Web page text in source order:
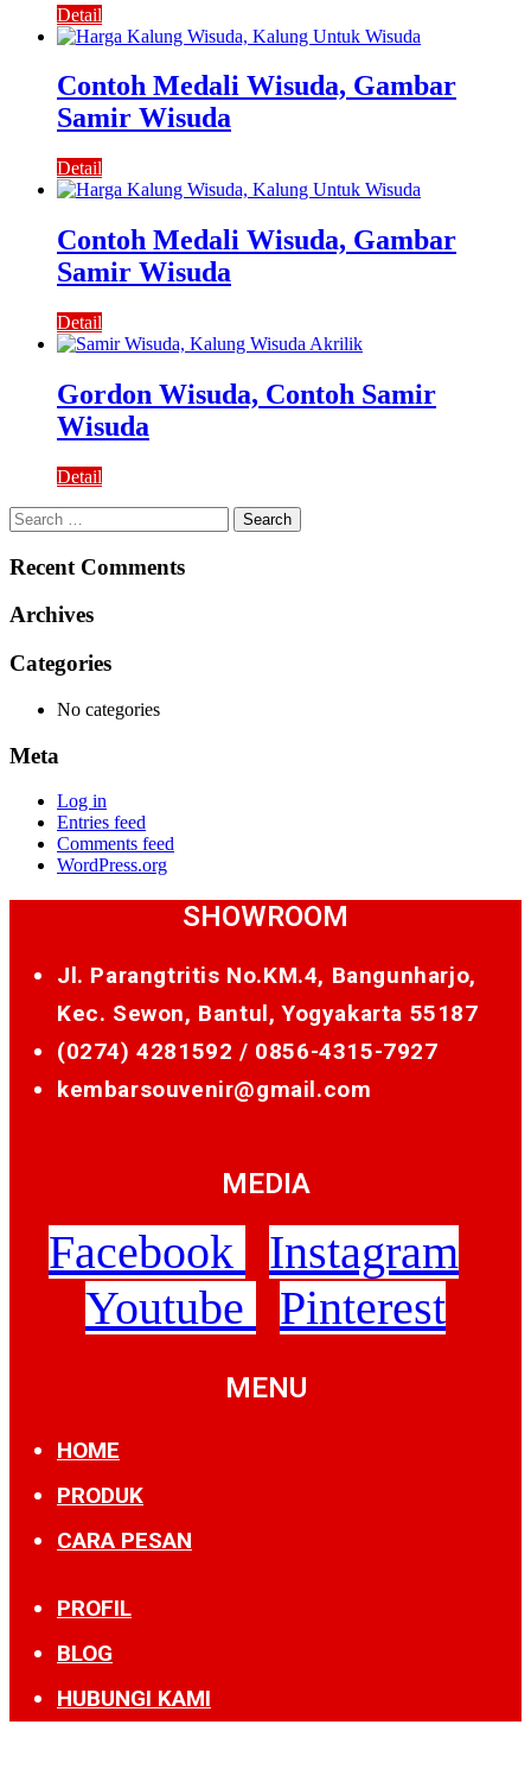
Detail
Contoh Medali Wisuda, Gambar
Samir Wisuda
Detail
Contoh Medali Wisuda, Gambar
Samir Wisuda
Detail
Gordon Wisuda, Contoh Samir
Wisuda
Detail
Search
for:
Recent Comments
Archives
Categories
No categories
Meta
Log in
Entries feed
Comments feed
WordPress.org
SHOWROOM
Jl. Parangtritis No.KM.4, Bangunharjo,
Kec. Sewon, Bantul, Yogyakarta 55187
(0274) 4281592 / 0856-4315-7927
kembarsouvenir@gmail.com
MEDIA
Facebook
Instagram
Youtube
Pinterest
MENU
HOME
PRODUK
CARA PESAN
PROFIL
BLOG
HUBUNGI KAMI